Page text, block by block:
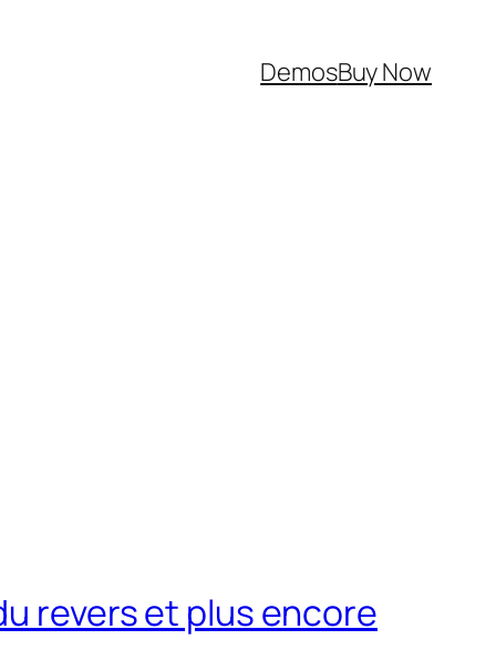
DemosBuy Now
revers et plus encore